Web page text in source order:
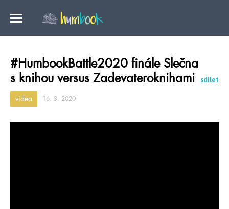
#HumbookBattle2020 finále Slečna
s knihou versus Zadevateroknihami
sdílet
videa 16. 3. 2020